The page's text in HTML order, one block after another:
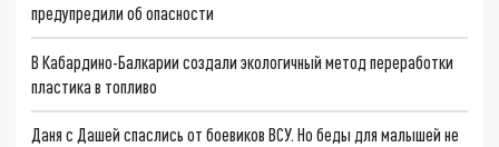
предупредили об опасности
В Кабардино-Балкарии создали экологичный метод переработки
пластика в топливо
Даня с Дашей спаслись от боевиков ВСУ. Но беды для малышей не